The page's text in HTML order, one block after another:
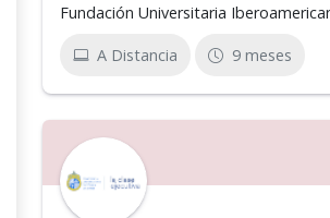
Fundación Universitaria
A Distancia 9 meses